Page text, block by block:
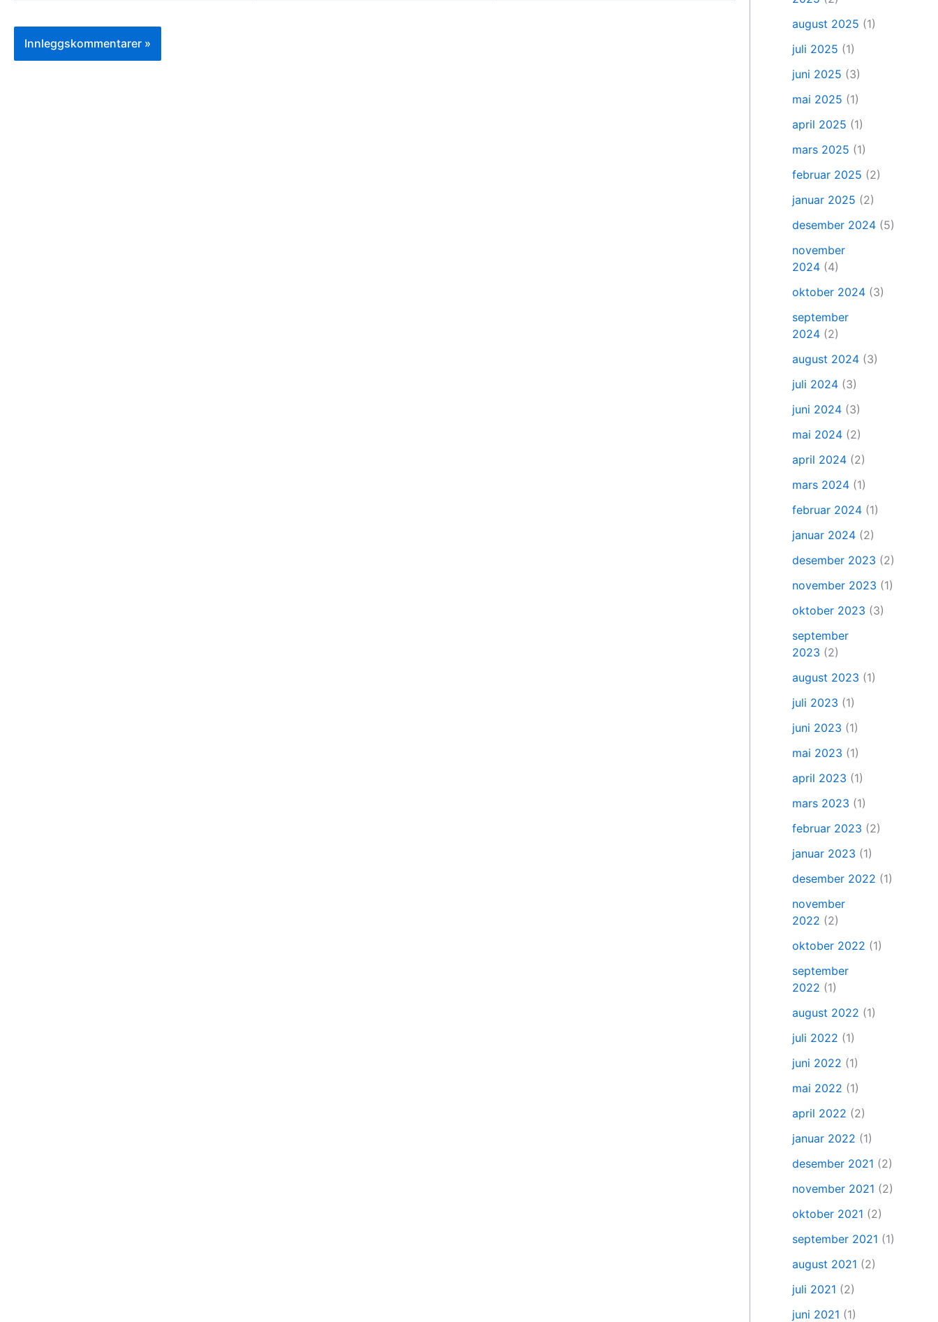
august 2025 (1)
juli 2025 (1)
juni 2025 (3)
mai 2025 (1)
april 2025 (1)
mars 2025 (1)
februar 2025 (2)
januar 2025 (2)
desember 2024 (5)
november
2024 (4)
oktober 2024 (3)
september
2024 (2)
august 2024 (3)
juli 2024 (3)
juni 2024 (3)
mai 2024 (2)
april 2024 (2)
mars 2024 (1)
februar 2024 (1)
januar 2024 (2)
desember 2023 (2)
november 2023 (1)
oktober 2023 (3)
september
2023 (2)
august 2023 (1)
juli 2023 (1)
juni 2023 (1)
mai 2023 (1)
april 2023 (1)
mars 2023 (1)
februar 2023 (2)
januar 2023 (1)
desember 2022 (1)
november
2022 (2)
oktober 2022 (1)
september
2022 (1)
august 2022 (1)
juli 2022 (1)
juni 2022 (1)
mai 2022 (1)
april 2022 (2)
januar 2022 (1)
desember 2021 (2)
november 2021 (2)
oktober 2021 (2)
september 2021 (1)
august 2021 (2)
juli 2021 (2)
juni 2021 (1)